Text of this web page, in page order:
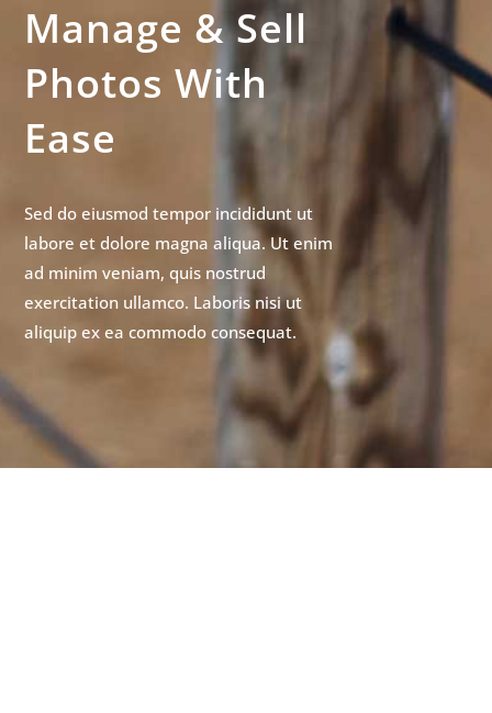
Manage & Sell
Photos With
Ease
Sed do eiusmod tempor incididunt ut
labore et dolore magna aliqua. Ut enim
ad minim veniam, quis nostrud
exercitation ullamco. Laboris nisi ut
aliquip ex ea commodo consequat.